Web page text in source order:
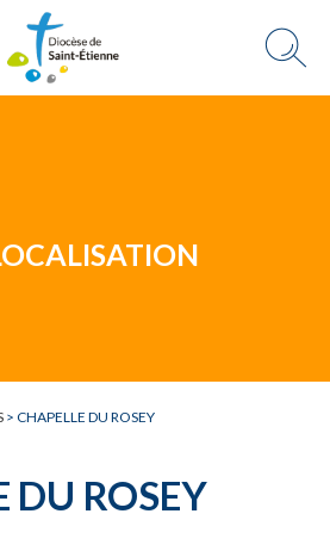
> CHAPELLE DU ROSEY
DU ROSEY